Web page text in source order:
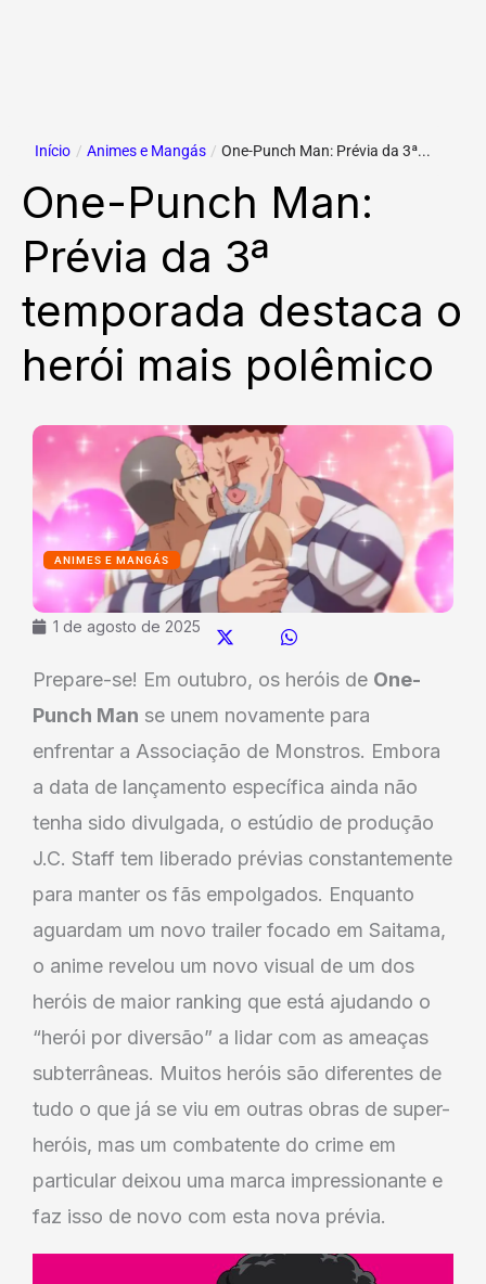
Início / Animes e Mangás / One-Punch Man: Prévia da 3ª...
One-Punch Man:
Prévia da 3ª
temporada destaca o
herói mais polêmico
1 de agosto de 2025
ANIMES E MANGÁS
Prepare-se! Em outubro, os heróis de One-
Punch Man se unem novamente para
enfrentar a Associação de Monstros. Embora
a data de lançamento específica ainda não
tenha sido divulgada, o estúdio de produção
J.C. Staff tem liberado prévias constantemente
para manter os fãs empolgados. Enquanto
aguardam um novo trailer focado em Saitama,
o anime revelou um novo visual de um dos
heróis de maior ranking que está ajudando o
“herói por diversão” a lidar com as ameaças
subterrâneas. Muitos heróis são diferentes de
tudo o que já se viu em outras obras de super-
heróis, mas um combatente do crime em
particular deixou uma marca impressionante e
faz isso de novo com esta nova prévia.